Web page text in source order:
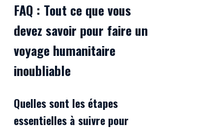
FAQ : Tout ce que vous
devez savoir pour faire un
voyage humanitaire
inoubliable
Quelles sont les étapes
essentielles à suivre pour